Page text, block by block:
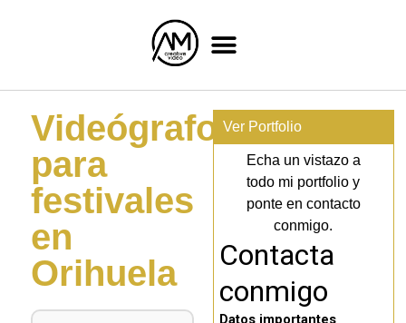
Videógrafo
para
festivales
en
Orihuela
Ver Portfolio
Echa un vistazo a
todo mi portfolio y
ponte en contacto
conmigo.